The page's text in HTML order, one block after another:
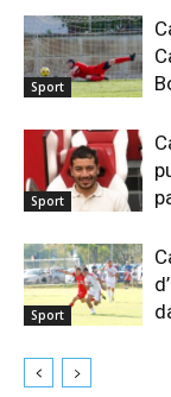
Sport
Sport
Sport